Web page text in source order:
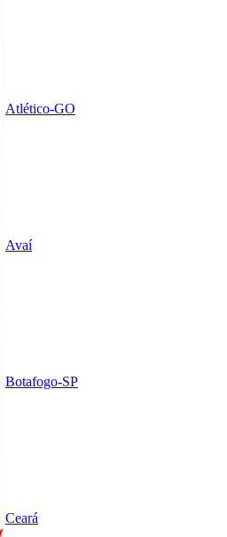
Atlético-GO
Avaí
Botafogo-SP
Ceará